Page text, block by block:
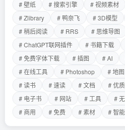
# 壁纸
# 搜索引擎 # 视频素材
# Zlibrary
# 鸭奈飞 # 3D模型
# 稍后阅读
# RRS # 思维导图
# ChatGPT联网插件
# 书籍下载
# 免费字体下载
# 插图 # AI
# 在线工具
# Photoshop # 地图
# 读书
# 速读 # 文档 # 优
# 电子书
# 网站 # 工具 #
# 商用
# 免费 # 素材 # 智能